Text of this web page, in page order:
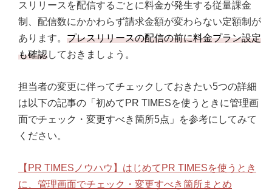
スリリースを配信するごとに料金が発生する従量課金
制、配信数にかかわらず請求金額が変わらない定額制が
あります。 プレスリリースの配信の前に料金プラン設定
も確認しておきましょう。
担当者の変更に伴ってチェックしておきたい5つの詳細
は以下の記事の「初めてPR TIMESを使うときに管理画
面でチェック・変更すべき箇所5点」を参考にしてみて
ください。
【PR TIMESノウハウ】はじめてPR TIMESを使うとき
に、管理画面でチェック・変更すべき箇所まとめ